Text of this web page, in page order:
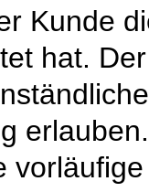
Kunde
hat.